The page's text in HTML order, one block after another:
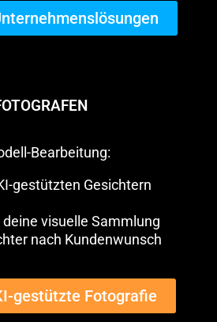
Bearbeitung:
gestützten Gesichtern
visuelle Sammlung
nach Kundenwunsch
gestützte Fotografie